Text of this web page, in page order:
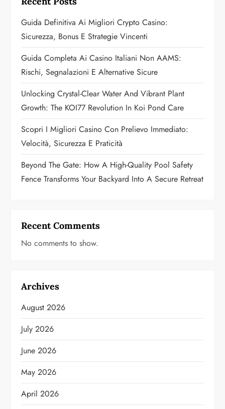
a
t
i
o
n
Guida Definitiva Ai Migliori Crypto Casino:
Sicurezza, Bonus E Strategie Vincenti
Guida Completa Ai Casino Italiani Non AAMS:
Rischi, Segnalazioni E Alternative Sicure
Unlocking Crystal-Clear Water And Vibrant Plant
Growth: The KOI77 Revolution In Koi Pond Care
Scopri I Migliori Casino Con Prelievo Immediato:
Velocità, Sicurezza E Praticità
Beyond The Gate: How A High-Quality Pool Safety
Fence Transforms Your Backyard Into A Secure Retreat
Recent Comments
No comments to show.
Archives
August 2026
July 2026
June 2026
May 2026
April 2026